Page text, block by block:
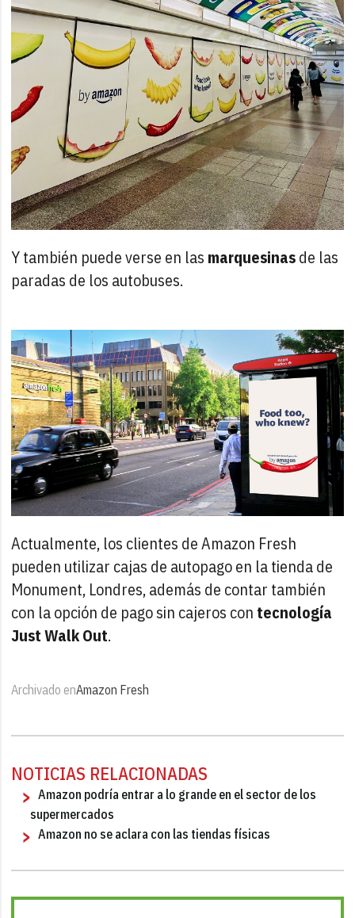
Y también puede verse en las marquesinasde las
paradas de los autobuses.
Actualmente, los clientes de Amazon Fresh
pueden utilizar cajas de autopago en la tienda de
Monument, Londres, además de contar también
con la opción de pago sin cajeros con tecnología
Just Walk Out.
Archivado enAmazon Fresh
NOTICIAS RELACIONADAS
Amazon podría entrar a lo grande en el sector de los
supermercados
Amazon no se aclara con las tiendas físicas